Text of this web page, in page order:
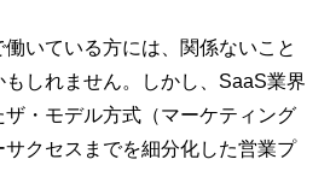
いている方には、関係ないこと
しれません。しかし、SaaS業界
・モデル方式（マーケティング
クセスまでを細分化した営業プ